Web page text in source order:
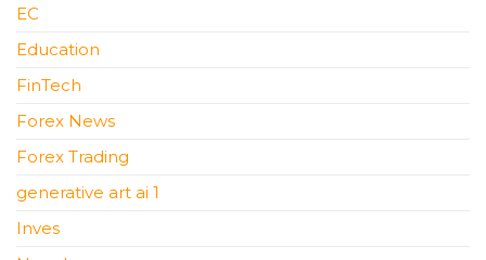
EC
Education
FinTech
Forex News
Forex Trading
generative art ai 1
Inves